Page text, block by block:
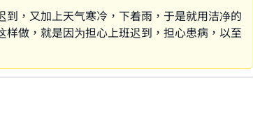
，又加上天气寒冷，下着雨，于是就用洁净的
做，就是因为担心上班迟到，担心患病，以至